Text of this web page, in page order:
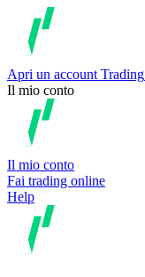
Apri un account Trading
Il mio conto
Il mio conto
Fai trading online
Help